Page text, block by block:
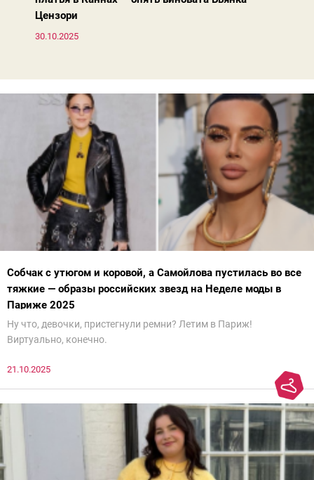
Цензори
30.10.2025
Собчак с утюгом и коровой, а Самойлова пустилась во все
тяжкие — образы российских звезд на Неделе моды в
Париже 2025
Ну что, девочки, пристегнули ремни? Летим в Париж!
Виртуально, конечно.
21.10.2025